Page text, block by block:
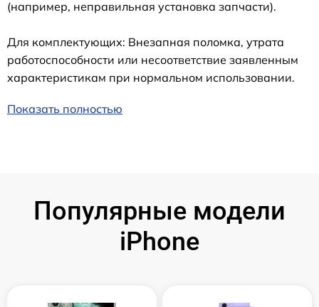
(например, неправильная установка запчасти).
Для комплектующих: Внезапная поломка, утрата
работоспособности или несоответствие заявленным
характеристикам при нормальном использовании.
Показать полностью
Популярные модели
iPhone